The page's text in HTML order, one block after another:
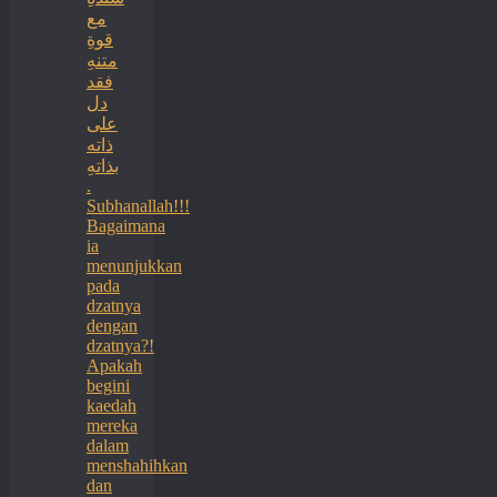
مع
قوةِ
متنهِ
فقد
دل
على
ذاته
بذاتهِ
.
Subhanallah!!!
Bagaimana
ia
menunjukkan
pada
dzatnya
dengan
dzatnya?!
Apakah
begini
kaedah
mereka
dalam
menshahihkan
dan